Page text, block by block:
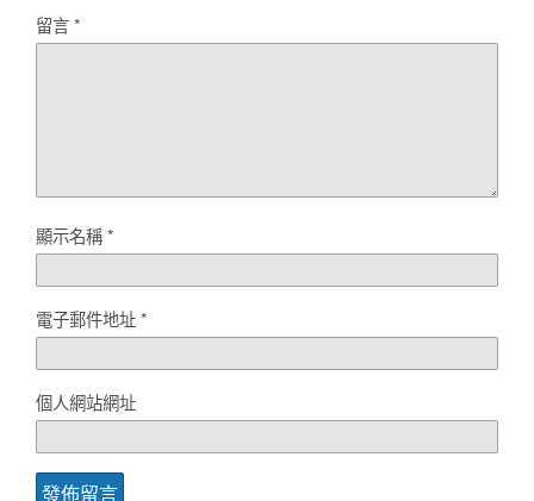
留言*
顯示名稱*
電子郵件地址*
個人網站網址